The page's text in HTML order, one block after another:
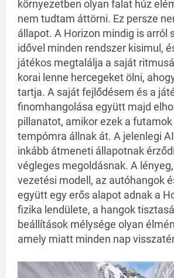
környezetben olyan falat húz
nem tudtam áttörni. Ez persze
állapot. A Horizon mindig is arról
idővel minden rendszer kisimul,
játékos megtalálja a saját
korai lenne hercegeket ölni,
tartja. A saját fejlődésem és a
finomhangolása együtt majd
pillanatot, amikor ezek a
tempómra állnak át. A jelenlegi
inkább átmeneti állapotnak
végleges megoldásnak. A
vezetési modell, az autóhangok
együtt egy erős alapot adnak a
fizika lendülete, a hangok
beállítások mélysége olyan
amely miatt minden nap